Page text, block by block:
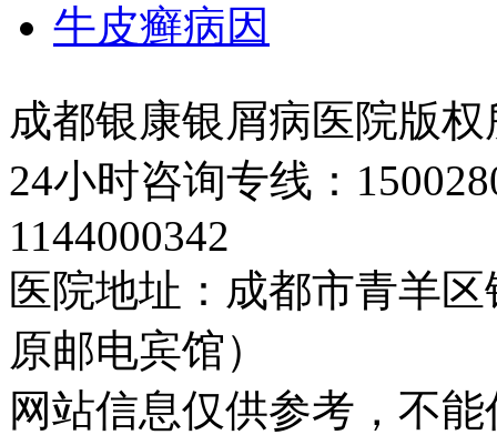
牛皮癣病因
成都银康银屑病医院版权
24小时咨询专线：
1144000342
医院地址：成都市青羊
原邮电宾馆）
网站信息仅供参考，不